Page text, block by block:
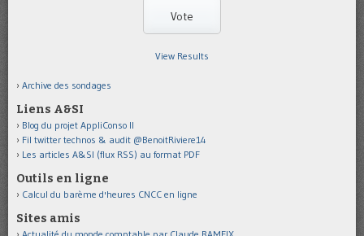
View Results
Archive des sondages
Liens A&SI
Blog du projet AppliConso II
Fil twitter technos & audit @BenoitRiviere14
Les articles A&SI (flux RSS) au format PDF
Outils en ligne
Calcul du barème d'heures CNCC en ligne
Sites amis